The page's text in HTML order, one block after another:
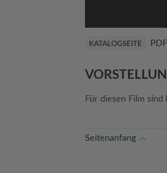
KATALOGSEITE
Für diesen Film sind
Seitenanfang